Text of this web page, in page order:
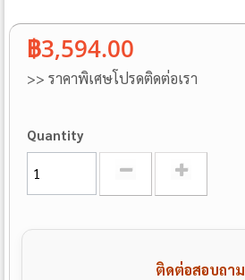
฿3,594.00
>> ราคาพิเศษโปรดติดต่อเรา
Quantity
ติดต่อสอบถาม